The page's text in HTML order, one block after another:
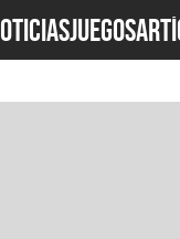
JUEGOS